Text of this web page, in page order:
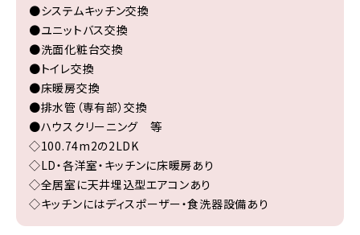
●システムキッチン交換
●ユニットバス交換
●洗面化粧台交換
●トイレ交換
●床暖房交換
●排水管（専有部）交換
●ハウスクリーニング 等
◇100.74m2の2LDK
◇LD・各洋室・キッチンに床暖房あり
◇全居室に天井埋込型エアコンあり
◇キッチンにはディスポーザー・食洗器設備あり